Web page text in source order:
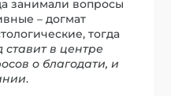
занимали вопросы
– догмат
тогда
ставит в центре
о благодати, и
.